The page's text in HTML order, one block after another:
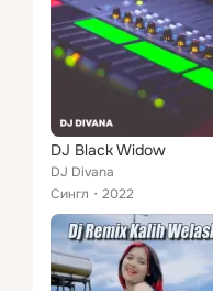
DJ Black Widow
DJ Divana
Сингл
2022